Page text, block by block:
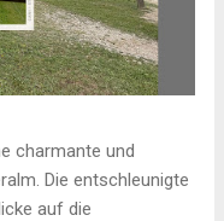
charmante und
Die entschleunigte
auf die